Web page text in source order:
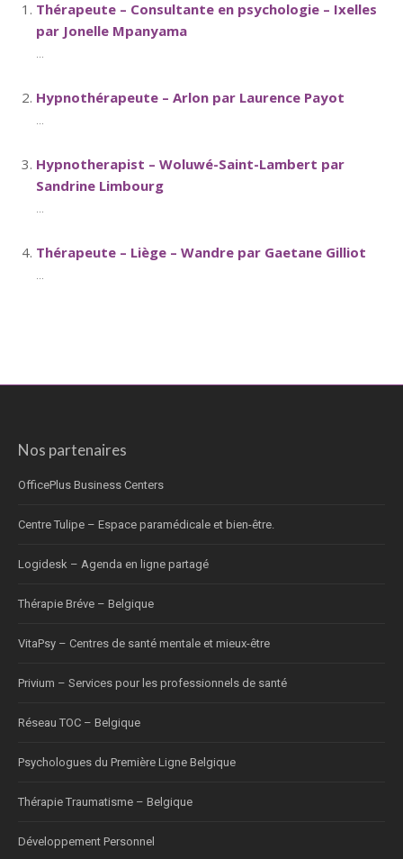
Thérapeute – Consultante en psychologie – Ixelles
par Jonelle Mpanyama
...
Hypnothérapeute – Arlon par Laurence Payot
...
Hypnotherapist – Woluwé-Saint-Lambert par
Sandrine Limbourg
...
Thérapeute – Liège – Wandre par Gaetane Gilliot
...
Nos partenaires
OfficePlus Business Centers
Centre Tulipe – Espace paramédicale et bien-être.
Logidesk – Agenda en ligne partagé
Thérapie Bréve – Belgique
VitaPsy – Centres de santé mentale et mieux-être
Privium – Services pour les professionnels de santé
Réseau TOC – Belgique
Psychologues du Première Ligne Belgique
Thérapie Traumatisme – Belgique
Développement Personnel